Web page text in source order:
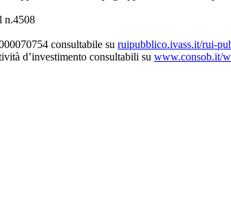
n.4508
consultabile su ruipubblico.ivass.it/rui-
d’investimento consultabili su www.consob.it/